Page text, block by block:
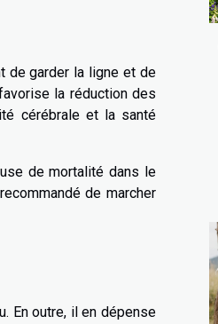
de garder la ligne et de
la réduction des
cérébrale et la santé
de mortalité dans le
de marcher
En outre, il en dépense